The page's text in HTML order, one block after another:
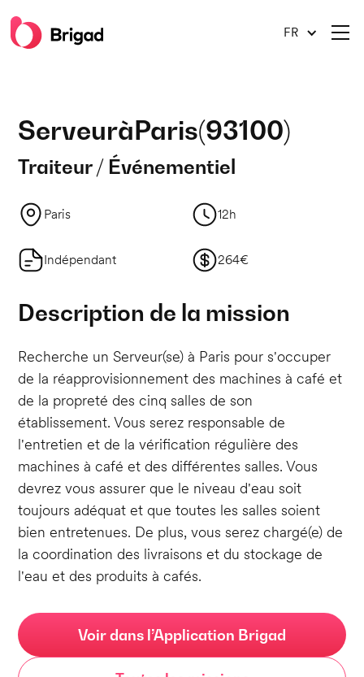
FR
ServeuràParis(93100)
Traiteur / Événementiel
Paris 12h
Indépendant 264€
Description de la mission
Recherche un Serveur(se) à Paris pour s'occuper
de la réapprovisionnement des machines à café et
de la propreté des cinq salles de son
établissement. Vous serez responsable de
l'entretien et de la vérification régulière des
machines à café et des différentes salles. Vous
devrez vous assurer que le niveau d'eau soit
toujours adéquat et que toutes les salles soient
bien entretenues. De plus, vous serez chargé(e) de
la coordination des livraisons et du stockage de
l'eau et des produits à cafés.
Voir dans l’Application Brigad